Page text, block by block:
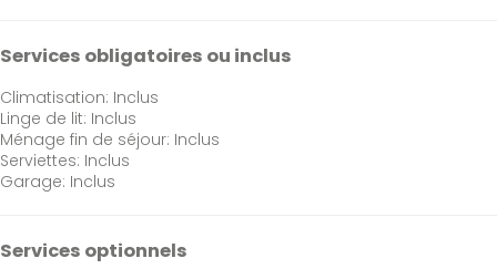
Services obligatoires ou inclus
Climatisation: Inclus
Linge de lit: Inclus
Ménage fin de séjour: Inclus
Serviettes: Inclus
Garage: Inclus
Services optionnels